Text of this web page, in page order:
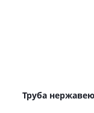
Труба